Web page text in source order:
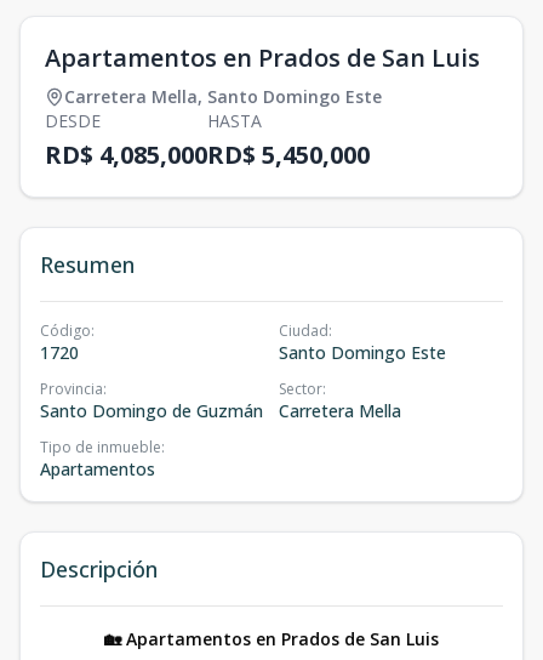
Apartamentos en Prados de San Luis
Carretera Mella, Santo Domingo Este
DESDE
RD$ 4,085,000
HASTA
RD$ 5,450,000
Resumen
Código:
1720
Ciudad:
Santo Domingo Este
Provincia:
Santo Domingo de Guzmán
Sector:
Carretera Mella
Tipo de inmueble:
Apartamentos
Descripción
🏡 Apartamentos en Prados de San Luis